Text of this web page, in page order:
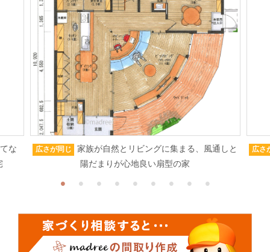
な
広さが同じ
家族が自然とリビングに集まる、風通しと
陽だまりが心地良い扇型の家
広さ